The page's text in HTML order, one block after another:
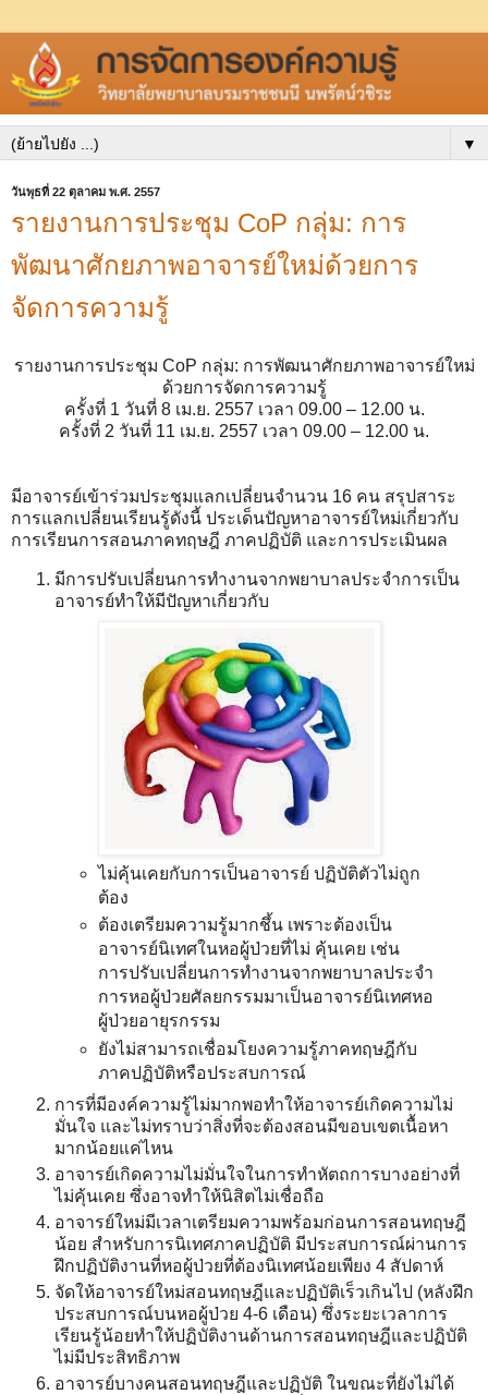
▼
วันพุธที่ 22 ตุลาคม พ.ศ. 2557
รายงานการประชุม CoP กลุ่ม: การ
พัฒนาศักยภาพอาจารย์ใหม่ด้วยการ
จัดการความรู้
รายงานการประชุม CoP กลุ่ม: การพัฒนาศักยภาพอาจารย์ใหม่
ด้วยการจัดการความรู้
ครั้งที่ 1 วันที่ 8 เม.ย. 2557 เวลา 09.00 – 12.00 น.
ครั้งที่ 2 วันที่ 11 เม.ย. 2557 เวลา 09.00 – 12.00 น.
มีอาจารย์เข้าร่วมประชุมแลกเปลี่ยนจำนวน 16 คน สรุปสาระ
การแลกเปลี่ยนเรียนรู้ดังนี้ ประเด็นปัญหาอาจารย์ใหม่เกี่ยวกับ
การเรียนการสอนภาคทฤษฎี ภาคปฏิบัติ และการประเมินผล
มีการปรับเปลี่ยนการทำงานจากพยาบาลประจำการเป็น
อาจารย์ทำให้มีปัญหาเกี่ยวกับ
ไม่คุ้นเคยกับการเป็นอาจารย์ ปฏิบัติตัวไม่ถูก
ต้อง
ต้องเตรียมความรู้มากชึ้น เพราะต้องเป็น
อาจารย์นิเทศในหอผู้ป่วยที่ไม่ คุ้นเคย เช่น
การปรับเปลี่ยนการทำงานจากพยาบาลประจำ
การหอผู้ป่วยศัลยกรรมมาเป็นอาจารย์นิเทศหอ
ผู้ป่วยอายุรกรรม
ยังไม่สามารถเชื่อมโยงความรู้ภาคทฤษฎีกับ
ภาคปฏิบัติหรือประสบการณ์
การที่มีองค์ความรู้ไม่มากพอทำให้อาจารย์เกิดความไม่
มั่นใจ และไม่ทราบว่าสิ่งที่จะต้องสอนมีขอบเขตเนื้อหา
มากน้อยแค่ไหน
อาจารย์เกิดความไม่มั่นใจในการทำหัตถการบางอย่างที่
ไม่คุ้นเคย ซึ่งอาจทำให้นิสิตไม่เชื่อถือ
อาจารย์ใหม่มีเวลาเตรียมความพร้อมก่อนการสอนทฤษฎี
น้อย สำหรับการนิเทศภาคปฏิบัติ มีประสบการณ์ผ่านการ
ฝึกปฏิบัติงานที่หอผู้ป่วยที่ต้องนิเทศน้อยเพียง 4 สัปดาห์
จัดให้อาจารย์ใหม่สอนทฤษฎีและปฏิบัติเร็วเกินไป (หลังฝึก
ประสบการณ์บนหอผู้ป่วย 4-6 เดือน) ซึ่งระยะเวลาการ
เรียนรู้น้อยทำให้ปฏิบัติงานด้านการสอนทฤษฎีและปฏิบัติ
ไม่มีประสิทธิภาพ
อาจารย์บางคนสอนทฤษฎีและปฏิบัติ ในขณะที่ยังไม่ได้